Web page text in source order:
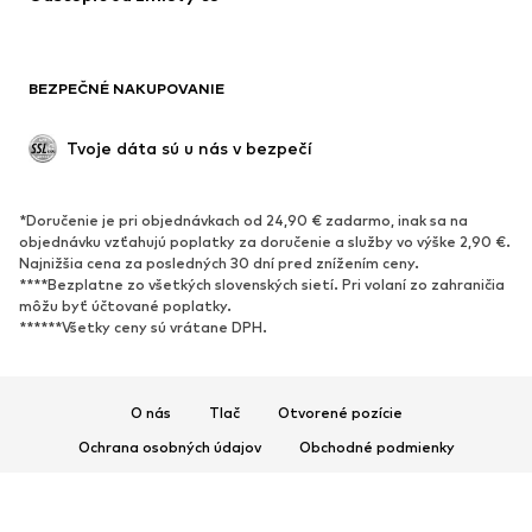
BEZPEČNÉ NAKUPOVANIE
Tvoje dáta sú u nás v bezpečí
*Doručenie je pri objednávkach od 24,90 € zadarmo, inak sa na
objednávku vzťahujú poplatky za doručenie a služby vo výške 2,90 €.
Najnižšia cena za posledných 30 dní pred znížením ceny.
****Bezplatne zo všetkých slovenských sietí. Pri volaní zo zahraničia
môžu byť účtované poplatky.
******Všetky ceny sú vrátane DPH.
O nás Tlač
Otvorené pozície
Ochrana osobných údajov
Obchodné podmienky